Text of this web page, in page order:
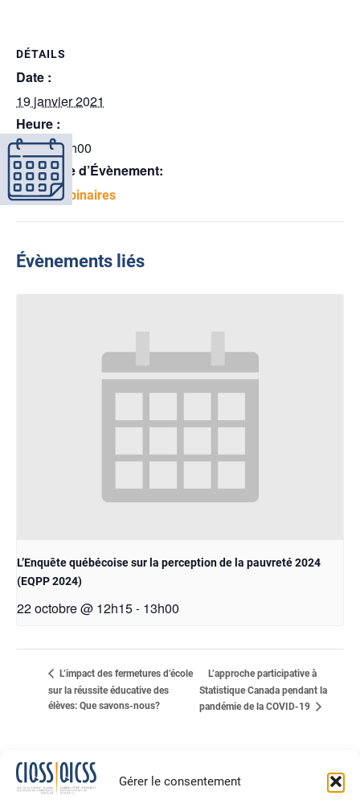
Gérer le consentement
DÉTAILS
Date :
19 janvier 2021
Heure :
8h00 - 17h00
Catégorie d’Évènement:
Midis-webinaires
Évènements liés
L’Enquête québécoise sur la perception de la pauvreté 2024
(EQPP 2024)
22 octobre @ 12h15- 13h00
L’impact des fermetures d’école
sur la réussite éducative des
élèves: Que savons-nous?
L’approche participative à
Statistique Canada pendant la
pandémie de la COVID-19